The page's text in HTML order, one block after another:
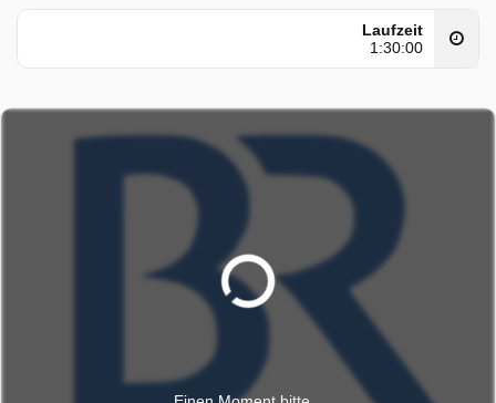
gemütlichen Biergärten, historischen Gasthäusern und
geschichtsträchtigen Konzertsälen. Musikalisch mit dabei
sind die Urner Musi, die Äigridschn Muse, das Münchner
BR Heimat - Zsammg'spuit wurde auf BR ausgestrahlt am
Sonntag 19 April 2026, 20:15 Uhr.
Laufzeit
1:30:00